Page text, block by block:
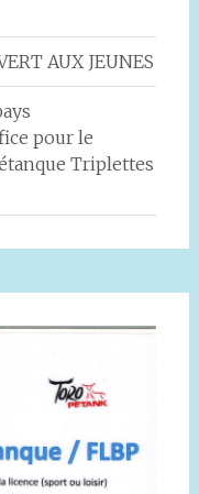
AUX JEUNES
pour le
Triplettes